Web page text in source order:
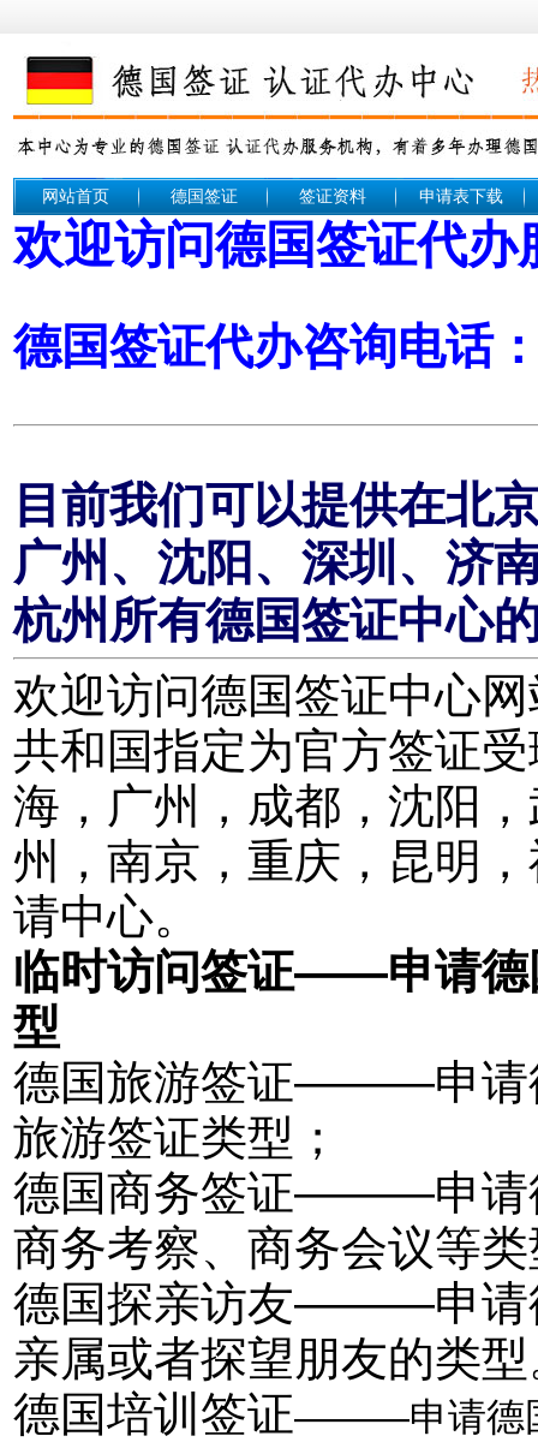
网站首页 德国签证 签证资料 申请表下载
欢迎访问德国签证代办
德国签证代办咨询电话
目前我们可以提供在北
广州、沈阳、深圳、济
杭州所有德国签证中心
欢迎访问德国签证中心
共和国指定为官方签证
海，广州，成都，沈阳
州，南京，重庆，昆明
请中心。
临时访问签证——申请德
型
德国旅游签证———申请
旅游签证类型；
德国商务签证———申请
商务考察、商务会议等
德国探亲访友———申请
亲属或者探望朋友的类
德国培训签证———申请德